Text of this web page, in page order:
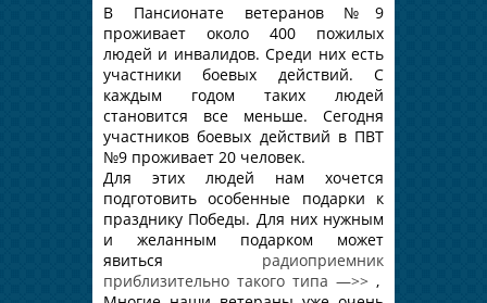
В Пансионате ветеранов №9
проживает около 400 пожилых
людей и инвалидов. Среди них есть
участники боевых действий. С
каждым годом таких людей
становится все меньше. Сегодня
участников боевых действий в ПВТ
№9 проживает 20 человек.
Для этих людей нам хочется
подготовить особенные подарки к
празднику Победы. Для них нужным
и желанным подарком может
явиться радиоприемник
приблизительно такого типа —>> ,